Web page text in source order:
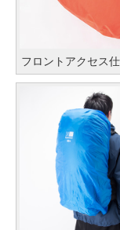
フロントアクセス